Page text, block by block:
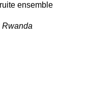
ensemble
Rwanda